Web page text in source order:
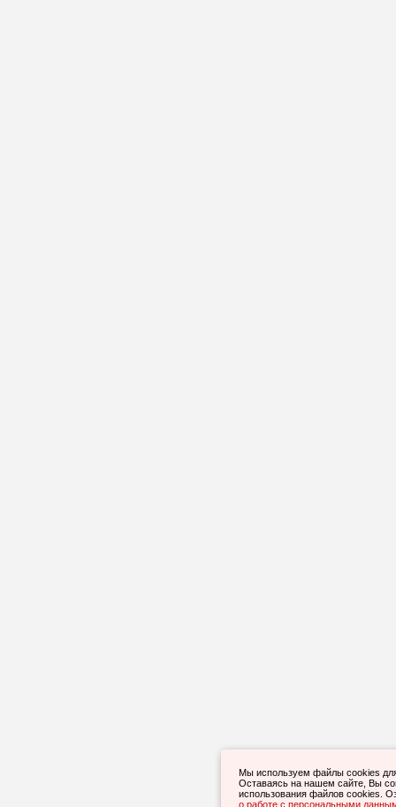
Мы используем файлы cookies
Оставаясь на нашем сайте, Вы
использования файлов cookies.
о работе с персональными